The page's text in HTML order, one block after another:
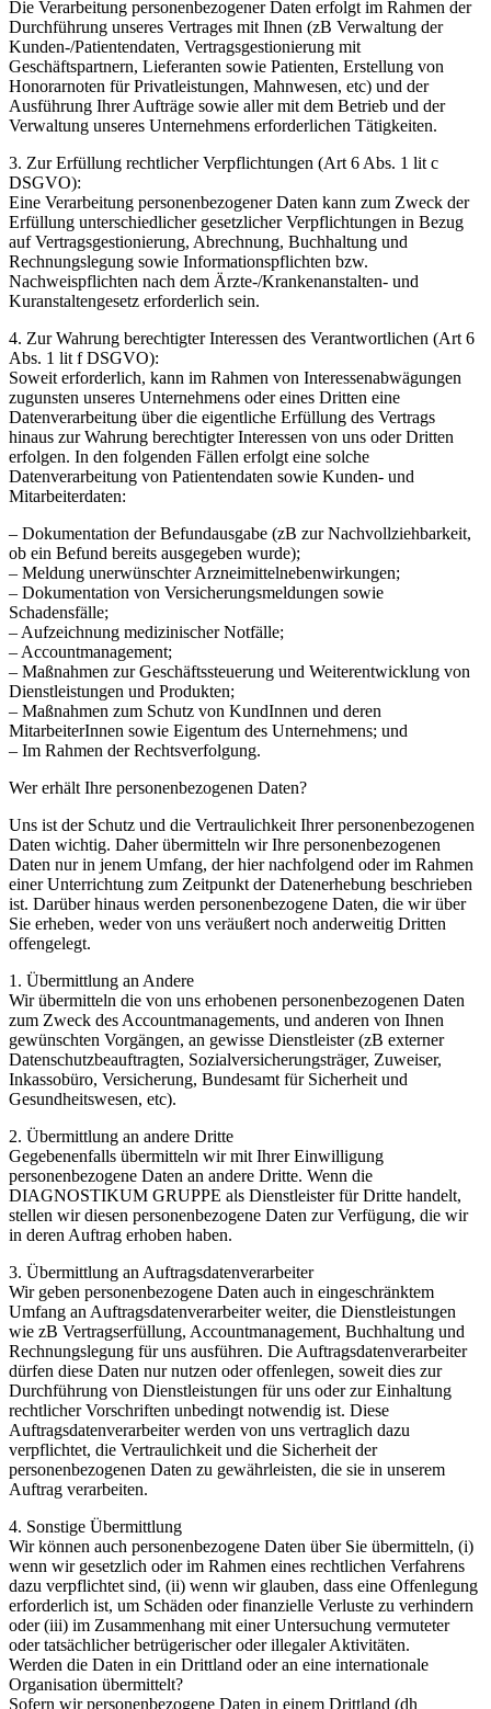
Die Verarbeitung personenbezogener Daten erfolgt im Rahmen der
Durchführung unseres Vertrages mit Ihnen (zB Verwaltung der
Kunden-/Patientendaten, Vertragsgestionierung mit
Geschäftspartnern, Lieferanten sowie Patienten, Erstellung von
Honorarnoten für Privatleistungen, Mahnwesen, etc) und der
Ausführung Ihrer Aufträge sowie aller mit dem Betrieb und der
Verwaltung unseres Unternehmens erforderlichen Tätigkeiten.
3. Zur Erfüllung rechtlicher Verpflichtungen (Art 6 Abs. 1 lit c
DSGVO):
Eine Verarbeitung personenbezogener Daten kann zum Zweck der
Erfüllung unterschiedlicher gesetzlicher Verpflichtungen in Bezug
auf Vertragsgestionierung, Abrechnung, Buchhaltung und
Rechnungslegung sowie Informationspflichten bzw.
Nachweispflichten nach dem Ärzte-/Krankenanstalten- und
Kuranstaltengesetz erforderlich sein.
4. Zur Wahrung berechtigter Interessen des Verantwortlichen (Art 6
Abs. 1 lit f DSGVO):
Soweit erforderlich, kann im Rahmen von Interessenabwägungen
zugunsten unseres Unternehmens oder eines Dritten eine
Datenverarbeitung über die eigentliche Erfüllung des Vertrags
hinaus zur Wahrung berechtigter Interessen von uns oder Dritten
erfolgen. In den folgenden Fällen erfolgt eine solche
Datenverarbeitung von Patientendaten sowie Kunden- und
Mitarbeiterdaten:
– Dokumentation der Befundausgabe (zB zur Nachvollziehbarkeit,
ob ein Befund bereits ausgegeben wurde);
– Meldung unerwünschter Arzneimittelnebenwirkungen;
– Dokumentation von Versicherungsmeldungen sowie
Schadensfälle;
– Aufzeichnung medizinischer Notfälle;
– Accountmanagement;
– Maßnahmen zur Geschäftssteuerung und Weiterentwicklung von
Dienstleistungen und Produkten;
– Maßnahmen zum Schutz von KundInnen und deren
MitarbeiterInnen sowie Eigentum des Unternehmens; und
– Im Rahmen der Rechtsverfolgung.
Wer erhält Ihre personenbezogenen Daten?
Uns ist der Schutz und die Vertraulichkeit Ihrer personenbezogenen
Daten wichtig. Daher übermitteln wir Ihre personenbezogenen
Daten nur in jenem Umfang, der hier nachfolgend oder im Rahmen
einer Unterrichtung zum Zeitpunkt der Datenerhebung beschrieben
ist. Darüber hinaus werden personenbezogene Daten, die wir über
Sie erheben, weder von uns veräußert noch anderweitig Dritten
offengelegt.
1. Übermittlung an Andere
Wir übermitteln die von uns erhobenen personenbezogenen Daten
zum Zweck des Accountmanagements, und anderen von Ihnen
gewünschten Vorgängen, an gewisse Dienstleister (zB externer
Datenschutzbeauftragten, Sozialversicherungsträger, Zuweiser,
Inkassobüro, Versicherung, Bundesamt für Sicherheit und
Gesundheitswesen, etc).
2. Übermittlung an andere Dritte
Gegebenenfalls übermitteln wir mit Ihrer Einwilligung
personenbezogene Daten an andere Dritte. Wenn die
DIAGNOSTIKUM GRUPPE als Dienstleister für Dritte handelt,
stellen wir diesen personenbezogene Daten zur Verfügung, die wir
in deren Auftrag erhoben haben.
3. Übermittlung an Auftragsdatenverarbeiter
Wir geben personenbezogene Daten auch in eingeschränktem
Umfang an Auftragsdatenverarbeiter weiter, die Dienstleistungen
wie zB Vertragserfüllung, Accountmanagement, Buchhaltung und
Rechnungslegung für uns ausführen. Die Auftragsdatenverarbeiter
dürfen diese Daten nur nutzen oder offenlegen, soweit dies zur
Durchführung von Dienstleistungen für uns oder zur Einhaltung
rechtlicher Vorschriften unbedingt notwendig ist. Diese
Auftragsdatenverarbeiter werden von uns vertraglich dazu
verpflichtet, die Vertraulichkeit und die Sicherheit der
personenbezogenen Daten zu gewährleisten, die sie in unserem
Auftrag verarbeiten.
4. Sonstige Übermittlung
Wir können auch personenbezogene Daten über Sie übermitteln, (i)
wenn wir gesetzlich oder im Rahmen eines rechtlichen Verfahrens
dazu verpflichtet sind, (ii) wenn wir glauben, dass eine Offenlegung
erforderlich ist, um Schäden oder finanzielle Verluste zu verhindern
oder (iii) im Zusammenhang mit einer Untersuchung vermuteter
oder tatsächlicher betrügerischer oder illegaler Aktivitäten.
Werden die Daten in ein Drittland oder an eine internationale
Organisation übermittelt?
Sofern wir personenbezogene Daten in einem Drittland (dh